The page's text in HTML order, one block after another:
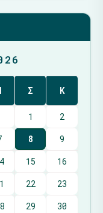
Σ Κ
1
2
8
9
15
16
22
23
29
30